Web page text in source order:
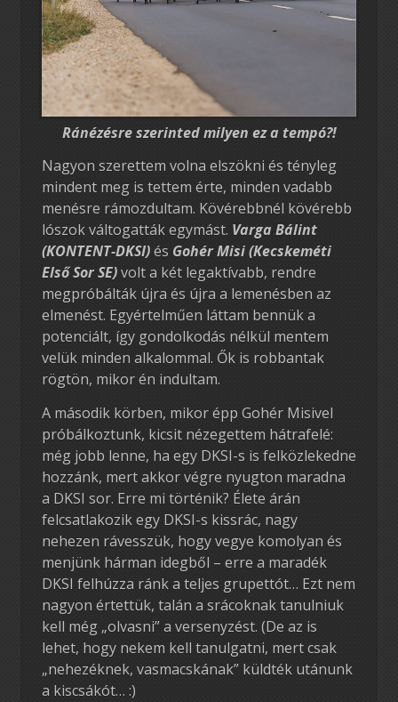
Ránézésre szerinted milyen ez a tempó?!
Nagyon szerettem volna elszökni és tényleg
mindent meg is tettem érte, minden vadabb
menésre rámozdultam. Kövérebbnél kövérebb
lószok váltogatták egymást. Varga Bálint
(KONTENT-DKSI)és Gohér Misi (Kecskeméti
Első Sor SE)volt a két legaktívabb, rendre
megpróbálták újra és újra a lemenésben az
elmenést. Egyértelműen láttam bennük a
potenciált, így gondolkodás nélkül mentem
velük minden alkalommal. Ők is robbantak
rögtön, mikor én indultam.
A második körben, mikor épp Gohér Misivel
próbálkoztunk, kicsit nézegettem hátrafelé:
még jobb lenne, ha egy DKSI-s is felközlekedne
hozzánk, mert akkor végre nyugton maradna
a DKSI sor. Erre mi történik? Élete árán
felcsatlakozik egy DKSI-s kissrác, nagy
nehezen rávesszük, hogy vegye komolyan és
menjünk hárman idegből – erre a maradék
DKSI felhúzza ránk a teljes grupettót… Ezt nem
nagyon értettük, talán a srácoknak tanulniuk
kell még „olvasni” a versenyzést. (De az is
lehet, hogy nekem kell tanulgatni, mert csak
„nehezéknek, vasmacskának” küldték utánunk
a kiscsákót… :)